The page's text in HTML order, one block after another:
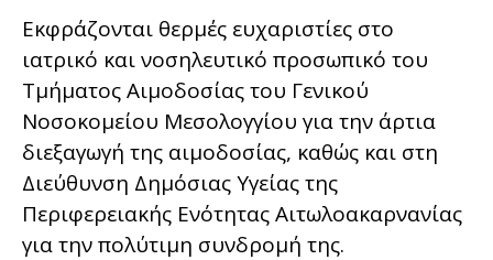
Εκφράζονται θερμές ευχαριστίες στο
ιατρικό και νοσηλευτικό προσωπικό του
Τμήματος Αιμοδοσίας του Γενικού
Νοσοκομείου Μεσολογγίου για την άρτια
διεξαγωγή της αιμοδοσίας, καθώς και στη
Διεύθυνση Δημόσιας Υγείας της
Περιφερειακής Ενότητας Αιτωλοακαρνανίας
για την πολύτιμη συνδρομή της.